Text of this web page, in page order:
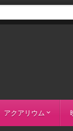
アクアリウム